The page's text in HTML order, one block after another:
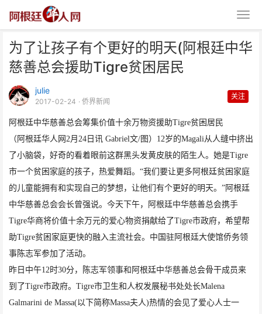
为了让孩子有个更好的明天(阿根廷中华
慈善总会援助Tigre贫困居民
julie
2017-02-24 · 侨界新闻
关注
阿根廷中华慈善总会筹集价值十余万物资援助Tigre贫困居民
（阿根廷华人网2月24日讯 Gabriel文/图）12岁的Magali从人缝中挤出
了小脑袋，好奇的看着眼前这群黑头发黄皮肤的陌生人。她是Tigre
市一个贫困家庭的孩子，热爱舞蹈。“我们要让更多阿根廷贫困家庭
的儿童能拥有和实现自己的梦想，让他们有个更好的明天。”阿根廷
中华慈善总会会长曾强说。今天下午，阿根廷中华慈善总会携手
Tigre华商将价值十余万元的爱心物资捐献给了Tigre市政府，希望帮
助Tigre贫困家庭更快的融入主流社会。中国驻阿根廷大使馆侨务领
事陈志军参加了活动。
昨日中午12时30分，陈志军领事和阿根廷中华慈善总会骨干成员来
到了Tigre市政府。Tigre市卫生和人权发展秘书处处长Malena
Galmarini de Massa(以下简称Massa夫人)热情的会见了爱心人士一
为了让孩子有个更好的明天(阿根
廷中华慈善总会援助Ti